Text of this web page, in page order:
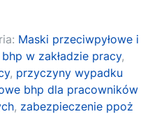
Maski przeciwpyłowe i
w zakładzie pracy,
, przyczyny wypadku
bhp dla pracowników
, zabezpieczenie ppoż